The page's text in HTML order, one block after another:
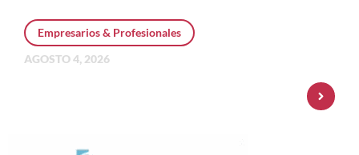
Empresarios & Profesionales
AGOSTO 4, 2026